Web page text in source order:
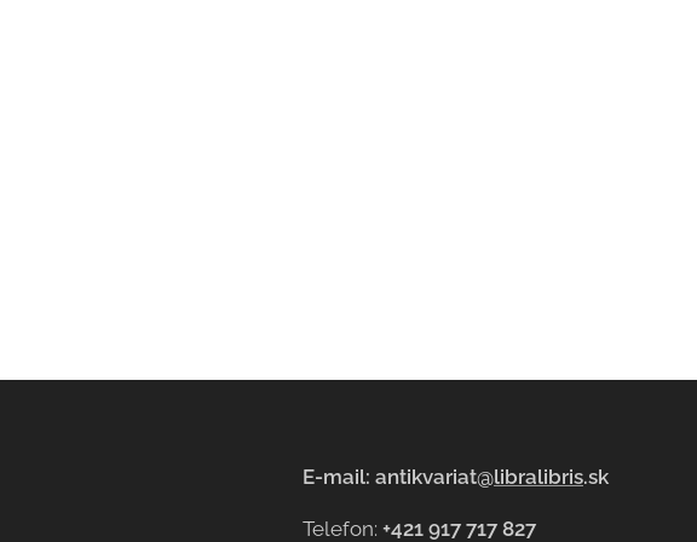
E-mail: antikvariat@libralibris.sk
Telefon: +421 917 717 827